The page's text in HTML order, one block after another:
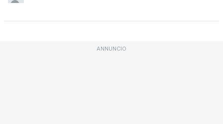
ANNUNCIO